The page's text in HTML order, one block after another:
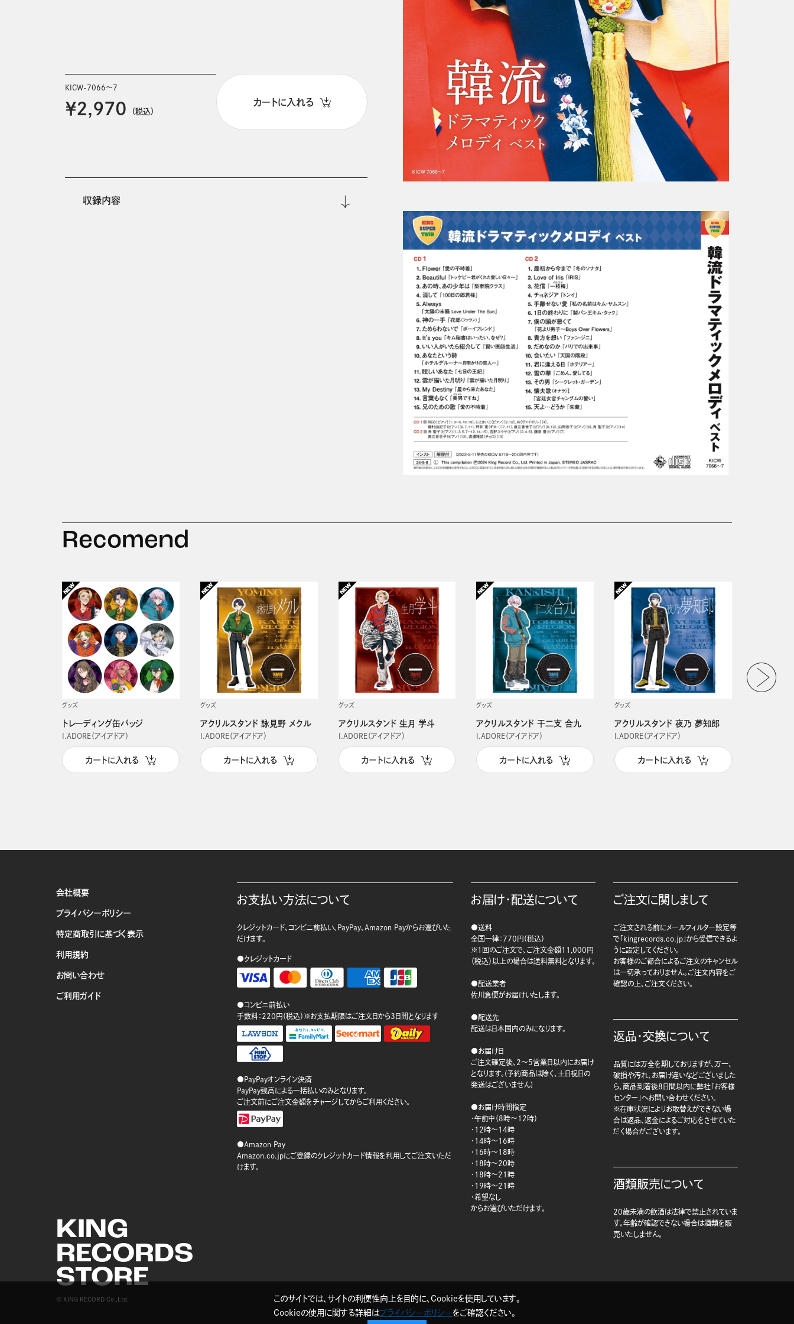
KICW-7066～7
￥2,970 (税込)
カートに入れる
収録内容
Recomend
グッズ
トレーディング缶バッジ
I.ADORE（アイアドア）
カートに入れる
グッズ
アクリルスタンド 詠見野 メクル
I.ADORE（アイアドア）
カートに入れる
グッズ
アクリルスタンド 生月 学斗
I.ADORE（アイアドア）
カートに入れる
グッズ
アクリルスタンド 干二支 合九
I.ADORE（アイアドア）
カートに入れる
グッズ
アクリルスタンド 夜乃 夢知郎
I.ADORE（アイアドア）
カートに入れる
会社概要
プライバシーポリシー
特定商取引に基づく表示
利用規約
お問い合わせ
ご利用ガイド
KING
RECORDS
STORE
© KING RECORD Co.,Ltd.
お支払い方法について
クレジットカード、コンビニ前払い、PayPay、Amazon Payからお選びいた
だけます。
●クレジットカード
●コンビニ前払い
手数料：220円（税込）※お支払期限はご注文日から3日間となります
●PayPayオンライン決済
PayPay残高による一括払いのみとなります。
ご注文前にご注文金額をチャージしてからご利用ください。
●Amazon Pay
Amazon.co.jpにご登録のクレジットカード情報を利用してご注文いただ
けます。
お届け・配送について
●送料
全国一律：770円（税込）
※1回のご注文で、ご注文金額11,000円
（税込）以上の場合は送料無料となります。
●配送業者
佐川急便がお届けいたします。
●配送先
配送は日本国内のみになります。
●お届け日
ご注文確定後、2～5営業日以内にお届け
となります。(予約商品は除く、土日祝日の
発送はございません)
●お届け時間指定
・午前中（8時～12時）
・12時～14時
・14時～16時
・16時～18時
・18時～20時
・18時～21時
・19時～21時
・希望なし
からお選びいただけます。
ご注文に関しまして
ご注文される前にメールフィルター設定等
で「kingrecords.co.jp」から受信できるよ
うに設定してください。
お客様のご都合によるご注文のキャンセル
は一切承っておりません。ご注文内容をご
確認の上、ご注文ください。
返品・交換について
品質には万全を期しておりますが、万一、
破損や汚れ、お届け違いなどございました
ら、商品到着後8日間以内に弊社「お客様
センター」へお問い合わせください。
※在庫状況によりお取替えができない場
合は返品、返金によるご対応をさせていた
だく場合がございます。
酒類販売について
20歳未満の飲酒は法律で禁止されていま
す。年齢が確認できない場合は酒類を販
売いたしません。
このサイトでは、サイトの利便性向上を目的に、Cookieを使用しています。
Cookieの使用に関する詳細はプライバシーポリシーをご確認ください。